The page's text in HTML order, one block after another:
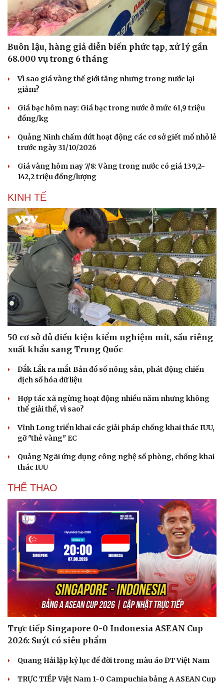
Du lịch
Tư vấn
Săn Tour
check-in
Podcast
Đọc truyện đêm khuya
Hạt giống tâm hồn
Buôn lậu, hàng giả diễn biến phức tạp, xử lý gần
68.000 vụ trong 6 tháng
Vì sao giá vàng thế giới tăng nhưng trong nước lại
giảm?
Giá bạc hôm nay: Giá bạc trong nước ở mức 61,9 triệu
đồng/kg
Quảng Ninh chấm dứt hoạt động các cơ sở giết mổ nhỏ lẻ
trước ngày 31/10/2026
Giá vàng hôm nay 7/8: Vàng trong nước có giá 139,2-
142,2 triệu đồng/lượng
KINH TẾ
50 cơ sở đủ điều kiện kiểm nghiệm mít, sầu riêng
xuất khẩu sang Trung Quốc
Đắk Lắk ra mắt Bản đồ số nông sản, phát động chiến
dịch số hóa dữ liệu
Hợp tác xã ngừng hoạt động nhiều năm nhưng không
thể giải thể, vì sao?
Vĩnh Long triển khai các giải pháp chống khai thác IUU,
gỡ "thẻ vàng" EC
Quảng Ngãi ứng dụng công nghệ số phòng, chống khai
thác IUU
THỂ THAO
Trực tiếp Singapore 0-0 Indonesia ASEAN Cup
2026: Suýt có siêu phẩm
Quang Hải lập kỷ lục để đời trong màu áo ĐT Việt Nam
TRỰC TIẾP Việt Nam 1-0 Campuchia bảng A ASEAN Cup